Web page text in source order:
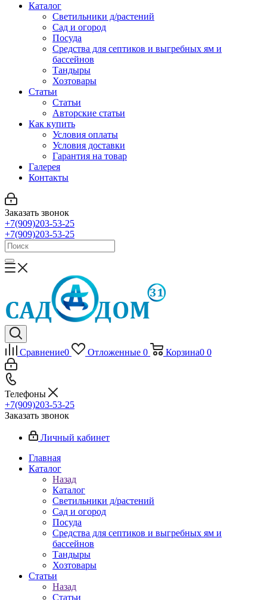
Каталог
Светильники д/растений
Сад и огород
Посуда
Средства для септиков и выгребных ям и
бассейнов
Тандыры
Хозтовары
Статьи
Статьи
Авторские статьи
Как купить
Условия оплаты
Условия доставки
Гарантия на товар
Галерея
Контакты
Заказать звонок
+7(909)203-53-25
+7(909)203-53-25
Сравнение0 Отложенные 0 Корзина0 0
Телефоны
+7(909)203-53-25
Заказать звонок
Личный кабинет
Главная
Каталог
Назад
Каталог
Светильники д/растений
Сад и огород
Посуда
Средства для септиков и выгребных ям и
бассейнов
Тандыры
Хозтовары
Статьи
Назад
Статьи